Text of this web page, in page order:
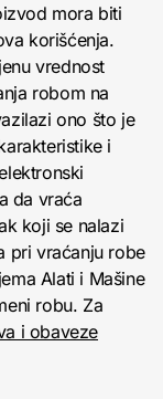
mora biti
korišćenja.
vrednost
robom na
ono što je
i
da vraća
koji se nalazi
pri vraćanju robe
Alati i Mašine
robu. Za
i obaveze